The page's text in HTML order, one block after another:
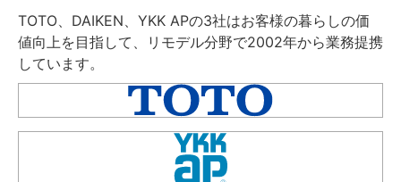
TOTO、DAIKEN、YKK APの3社はお客様の暮らしの価
値向上を目指して、リモデル分野で2002年から業務提携
しています。